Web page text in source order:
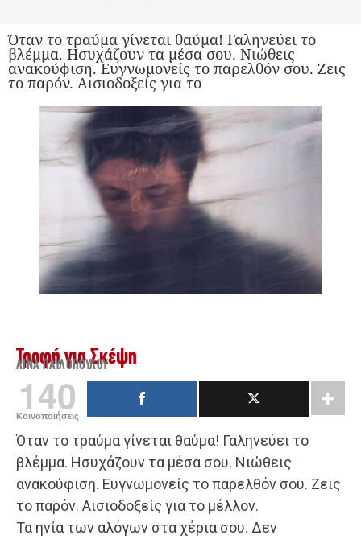
Όταν το τραύμα γίνεται θαύμα! Γαληνεύει το
βλέμμα. Ησυχάζουν τα μέσα σου. Νιώθεις
ανακούφιση. Ευγνωμονείς το παρελθόν σου. Ζεις
το παρόν. Αισιοδοξείς για το
Τροφή για Σκέψη
ΛΊΝΑ ΠΑΥΛΟΠΟΎΛΟΥ
140
Κοινοποιήσεις
Όταν το τραύμα γίνεται θαύμα! Γαληνεύει το
βλέμμα. Ησυχάζουν τα μέσα σου. Νιώθεις
ανακούφιση. Ευγνωμονείς το παρελθόν σου. Ζεις
το παρόν. Αισιοδοξείς για το μέλλον.
Τα ηνία των αλόγων στα χέρια σου. Δεν